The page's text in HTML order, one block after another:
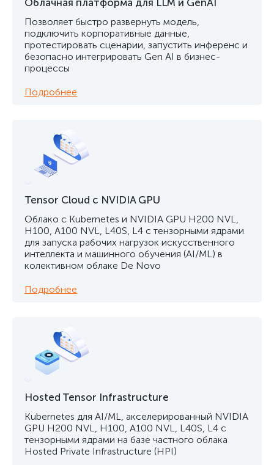
Облачная платформа для LLM и GenAI
Позволяет быстро развернуть модель,
подключить корпоративные данные,
протестировать сценарии, запустить инференс и
безопасно интегрировать Gen AI в бизнес-
процессы
Подробнее
Tensor Cloud с NVIDIA GPU
Облако с Kubernetes и NVIDIA GPU H200 NVL,
H100, A100 NVL, L40S, L4 с тензорными ядрами
для запуска рабочих нагрузок искусственного
интеллекта и машинного обучения (AI/ML) в
колективном облаке De Novo
Подробнее
Hosted Tensor Infrastructure
Kubernetes для AI/ML, акселерированный NVIDIA
GPU H200 NVL, H100, A100 NVL, L40S, L4 с
тензорными ядрами на базе частного облака
Hosted Private Infrastructure (HPI)